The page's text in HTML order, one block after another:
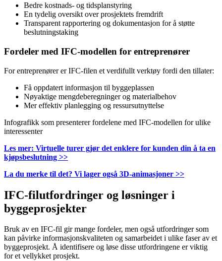
Bedre kostnads- og tidsplanstyring
En tydelig oversikt over prosjektets fremdrift
Transparent rapportering og dokumentasjon for å støtte
beslutningstaking
Fordeler med IFC-modellen for entreprenører
For entreprenører er IFC-filen et verdifullt verktøy fordi den tillater:
Få oppdatert informasjon til byggeplassen
Nøyaktige mengdeberegninger og materialbehov
Mer effektiv planlegging og ressursutnyttelse
Infografikk som presenterer fordelene med IFC-modellen for ulike
interessenter
Les mer: Virtuelle turer gjør det enklere for kunden din å ta en
kjøpsbeslutning >>
La du merke til det? Vi lager også 3D-animasjoner >>
IFC-filutfordringer og løsninger i
byggeprosjekter
Bruk av en IFC-fil gir mange fordeler, men også utfordringer som
kan påvirke informasjonskvaliteten og samarbeidet i ulike faser av et
byggeprosjekt. Å identifisere og løse disse utfordringene er viktig
for et vellykket prosjekt.